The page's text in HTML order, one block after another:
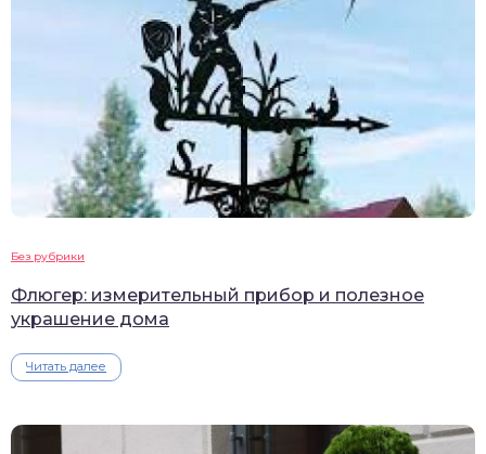
Без рубрики
Флюгер: измерительный прибор и полезное
украшение дома
Читать далее